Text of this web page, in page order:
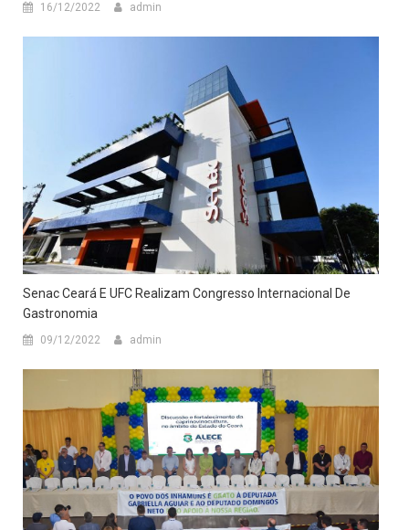
16/12/2022 admin
Senac Ceará E UFC Realizam Congresso Internacional De
Gastronomia
09/12/2022 admin